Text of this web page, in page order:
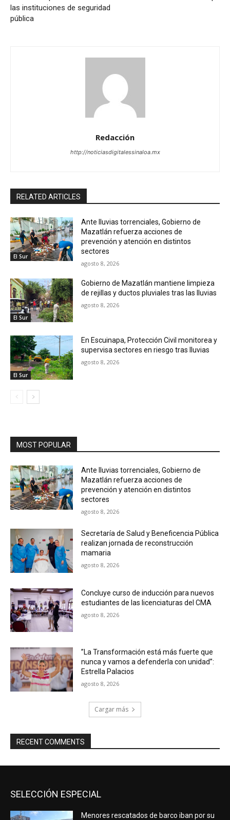
las instituciones de seguridad
pública
Redacción
http://noticiasdigitalessinaloa.mx
RELATED ARTICLES
El Sur
Ante lluvias torrenciales, Gobierno de
Mazatlán refuerza acciones de
prevención y atención en distintos
sectores
agosto 8, 2026
El Sur
Gobierno de Mazatlán mantiene limpieza
de rejillas y ductos pluviales tras las lluvias
agosto 8, 2026
El Sur
En Escuinapa, Protección Civil monitorea y
supervisa sectores en riesgo tras lluvias
agosto 8, 2026
MOST POPULAR
Ante lluvias torrenciales, Gobierno de
Mazatlán refuerza acciones de
prevención y atención en distintos
sectores
agosto 8, 2026
Secretaría de Salud y Beneficencia Pública
realizan jornada de reconstrucción
mamaria
agosto 8, 2026
Concluye curso de inducción para nuevos
estudiantes de las licenciaturas del CMA
agosto 8, 2026
”La Transformación está más fuerte que
nunca y vamos a defenderla con unidad”:
Estrella Palacios
agosto 8, 2026
Cargar más
RECENT COMMENTS
SELECCIÓN ESPECIAL
Menores rescatados de barco iban por su